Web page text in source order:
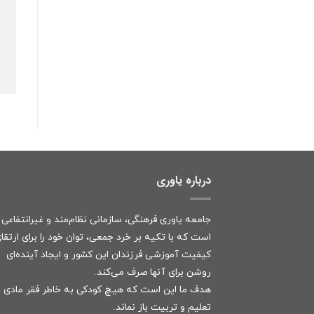
درباره یاوری
جامعه یاوری فرهنگی، سازمانی نظام‌مند و غیرانتفاعی
است که با تکیه بر خرد جمعی، توان خود را برای
کیفیت آموزشی فرزندان این کشور و ایجاد آینده‌ای
روشن برای آنها صرف می‌کند.
هدف ما این است که هیچ کودکی به خاطر فقر مادی
تعلیم و تربیت باز نماند.